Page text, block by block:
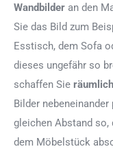
Wandbilder an den
Sie das Bild zum
Esstisch, dem Sofa
dieses ungefähr so
schaffen Sie
Bilder
gleichen Abstand
dem Möbelstück